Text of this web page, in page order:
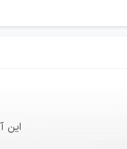
این